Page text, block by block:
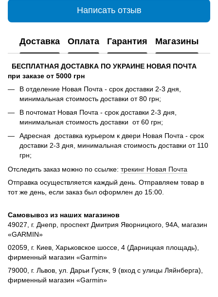
Написать отзыв
Доставка Оплата Гарантия Магазины
БЕСПЛАТНАЯ ДОСТАВКА ПО УКРАИНЕ НОВАЯ ПОЧТА
при заказе от 5000 грн
В отделение Новая Почта - срок доставки 2-3 дня,
минимальная стоимость доставки от 80 грн;
В почтомат Новая Почта - срок доставки 2-3 дня,
минимальная стоимость доставки от 60 грн;
Адресная доставка курьером к двери Новая Почта - срок
доставки 2-3 дня, минимальная стоимость доставки от 110
грн;
Отследить заказ можно по ссылке: трекинг Новая Почта
Отправка осуществляется каждый день. Отправляем товар в
тот же день, если заказ был оформлен до 15:00.
Самовывоз из наших магазинов
49027, г. Днепр, проспект Дмитрия Яворницкого, 94А, магазин
«GARMIN»
02059, г. Киев, Харьковское шоссе, 4 (Дарницкая площадь),
фирменный магазин «Garmin»
79000, г. Львов, ул. Дарьи Гусяк, 9 (вход с улицы Ляйнберга),
фирменный магазин «Garmin»